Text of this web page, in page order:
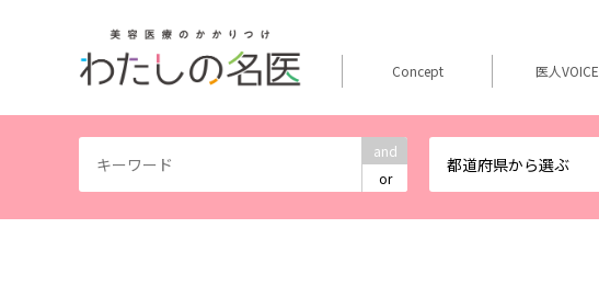
and
or
都道府県から選ぶ
Concept 医人VOICE